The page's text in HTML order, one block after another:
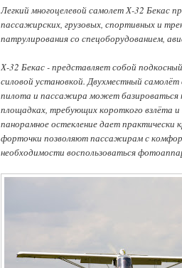
Легкий многоцелевой самолет Х-32 Бекас
пассажирских, грузовых, спортивных и
патрулирования со спецоборудованием,
Х-32 Бекас - представляет собой
силовой установкой. Двухместный
пилота и пассажира может базироваться
площадках, требующих короткого взлёта
панорамное остекление дает практически
форточки позволяют пассажирам с
необходимости воспользоваться